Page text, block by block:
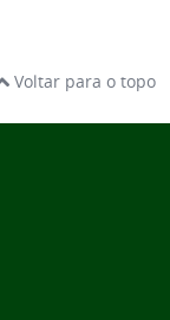
Voltar para o topo